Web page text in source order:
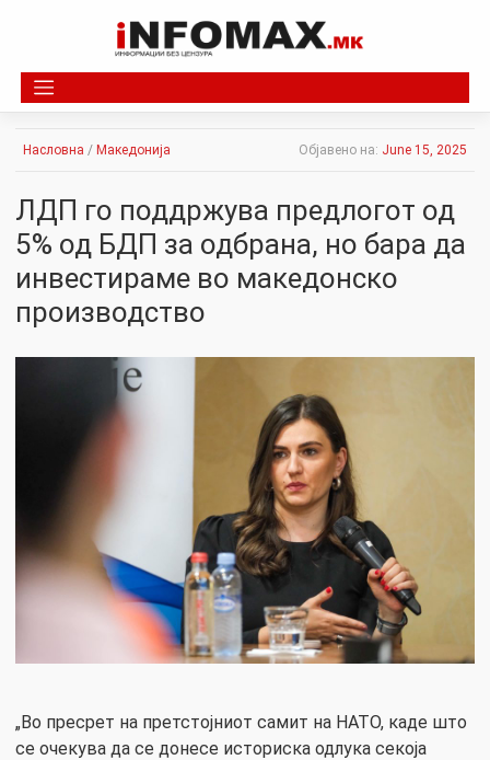
Насловна / Македонија Објавено на: June 15, 2025
ЛДП го поддржува предлогот од
5% од БДП за одбрана, но бара да
инвестираме во македонско
производство
„Во пресрет на претстојниот самит на НАТО, каде што
се очекува да се донесе историска одлука секоја